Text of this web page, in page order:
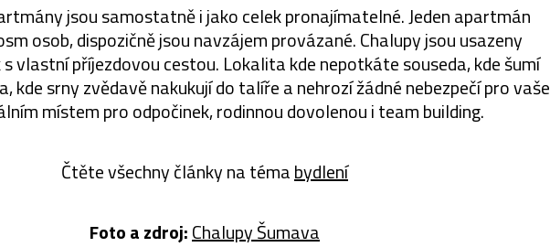
jsou samostatně i jako celek pronajímatelné. Jeden apartmán
osob, dispozičně jsou navzájem provázané. Chalupy jsou usazeny
vlastní příjezdovou cestou. Lokalita kde nepotkáte souseda, kde šumí
kde srny zvědavě nakukují do talíře a nehrozí žádné nebezpečí pro vaše
místem pro odpočinek, rodinnou dovolenou i team building.
Čtěte všechny články na témabydlení
Foto a zdroj:Chalupy Šumava